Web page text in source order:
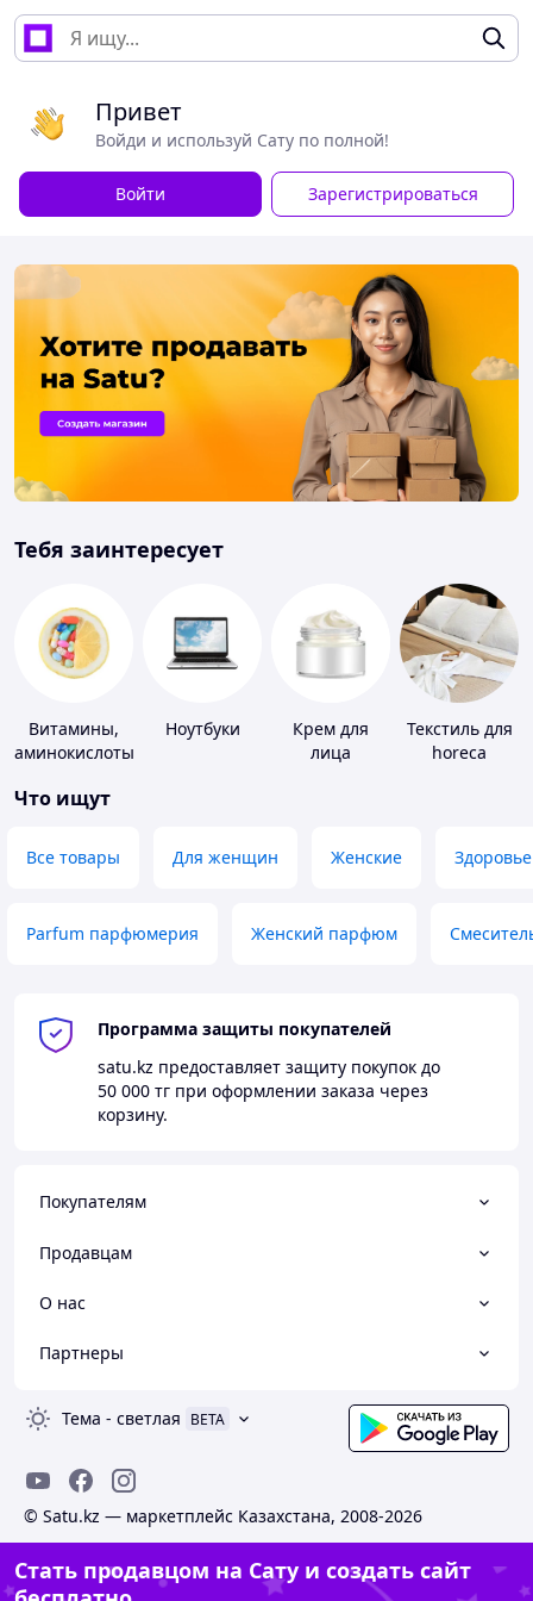
Привет
Войди и используй Сату по полной!
Войти Зарегистрироваться
Тебя заинтересует
Витамины,
аминокислоты
Ноутбуки
Крем для
лица
Текстиль для
horeca
Что ищут
Все товары Для женщин Женские Здоровье
Parfum парфюмерия Женский парфюм
Программа защиты покупателей
satu.kz предоставляет защиту покупок до
50 000 тг при оформлении заказа через
корзину.
Покупателям
Продавцам
О нас
Партнеры
Тема - светлая BETA
© Satu.kz — маркетплейс Казахстана, 2008-2026
Стать продавцом на Сату и создать сайт